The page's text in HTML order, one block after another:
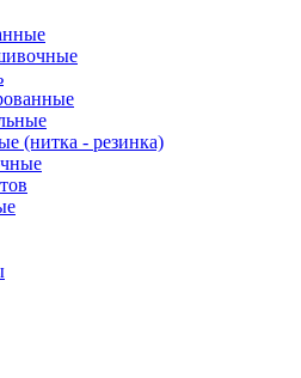
(нитка - резинка)